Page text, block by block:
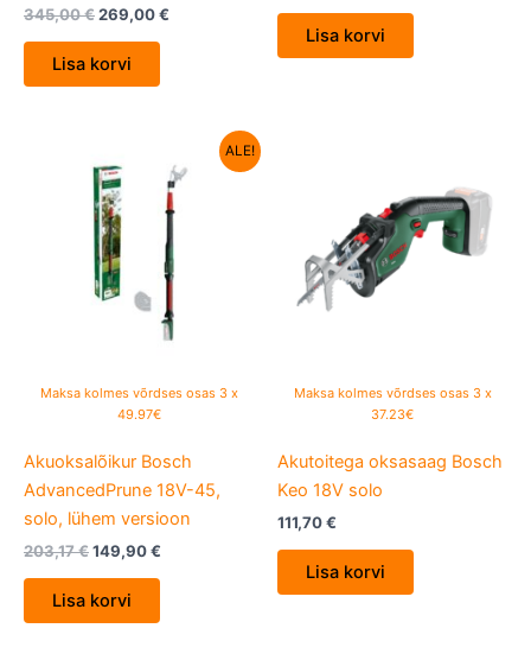
345,00€269,00€
Lisa korvi
Lisa korvi
ALE!
Maksa kolmes võrdses osas 3 x
49.97€
Akuoksalõikur Bosch
AdvancedPrune 18V-45,
solo, lühem versioon
203,17€
hind
oli:
203,17 €.
149,90€
price
is:
149,90 €.
Lisa korvi
Maksa kolmes võrdses osas 3 x
37.23€
Akutoitega oksasaag Bosch
Keo 18V solo
111,70€
Lisa korvi